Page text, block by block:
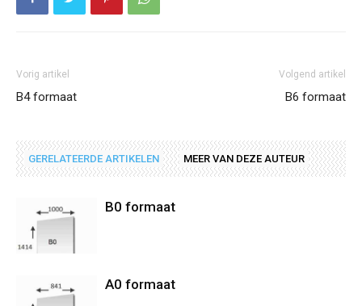
Vorig artikel
B4 formaat
Volgend artikel
B6 formaat
GERELATEERDE ARTIKELEN MEER VAN DEZE AUTEUR
B0 formaat
A0 formaat